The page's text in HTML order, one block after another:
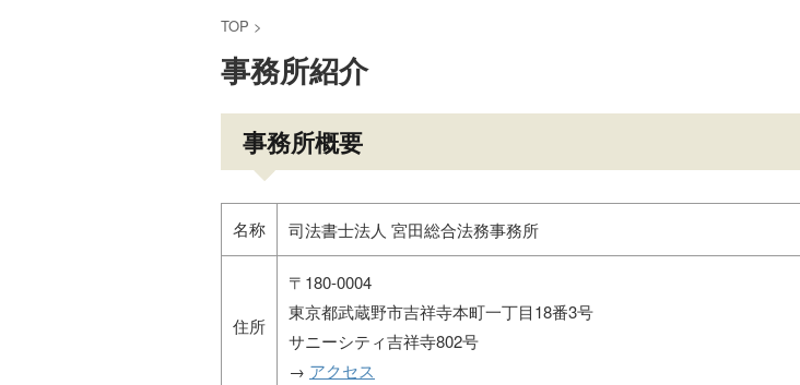
TOP >
事務所紹介
事務所概要
名称 司法書士法人 宮田総合法務事務所
住所
〒180-0004
東京都武蔵野市吉祥寺本町一丁目18番3号
サニーシティ吉祥寺802号
→ アクセス